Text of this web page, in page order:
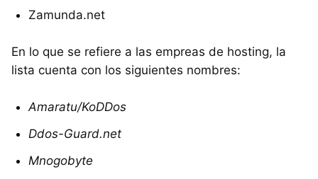
Zamunda.net
En lo que se refiere a las empreas de hosting, la
lista cuenta con los siguientes nombres:
Amaratu/KoDDos
Ddos-Guard.net
Mnogobyte